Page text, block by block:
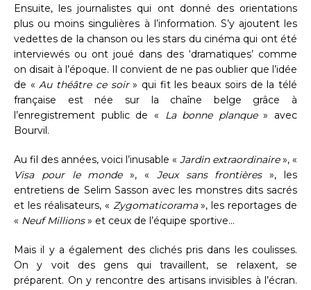
Ensuite, les journalistes qui ont donné des orientations
plus ou moins singulières à l’information. S’y ajoutent les
vedettes de la chanson ou les stars du cinéma qui ont été
interviewés ou ont joué dans des ‘dramatiques’ comme
on disait à l’époque. Il convient de ne pas oublier que l’idée
de «Au théâtre ce soir» qui fit les beaux soirs de la télé
française est née sur la chaîne belge grâce à
l’enregistrement public de « La bonne planque» avec
Bourvil.
Au fil des années, voici l’inusable « Jardin extraordinaire», «
Visa pour le monde», « Jeux sans frontières», les
entretiens de Selim Sasson avec les monstres dits sacrés
et les réalisateurs, « Zygomaticorama», les reportages de
« Neuf Millions» et ceux de l’équipe sportive…
Mais il y a également des clichés pris dans les coulisses.
On y voit des gens qui travaillent, se relaxent, se
préparent. On y rencontre des artisans invisibles à l’écran.